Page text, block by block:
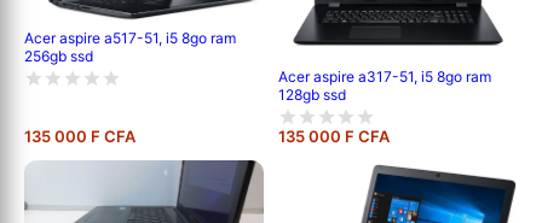
Acer aspire a517-51, i5 8go ram
256gb ssd
135 000 F CFA
Acer aspire a317-51, i5 8go ram
128gb ssd
135 000 F CFA